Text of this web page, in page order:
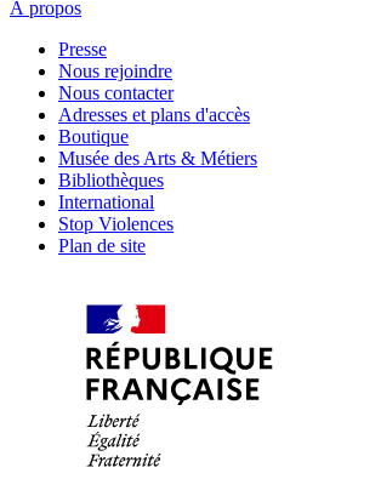
À propos
Presse
Nous rejoindre
Nous contacter
Adresses et plans d'accès
Boutique
Musée des Arts & Métiers
Bibliothèques
International
Stop Violences
Plan de site